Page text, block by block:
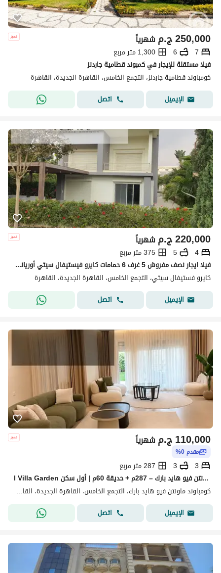
ج.م250,000 شهرياً
7
6
1,300 متر مربع
فيلا مستقلة للإيجار في كمبوند قطامية جاردنز
كومباوند قطامية جاردنز، التجمع الخامس، القاهرة الجديدة، القاهرة
الإيميل
اتصل
ج.م220,000 شهرياً
4
5
375 متر مربع
فيلا ايجار نصف مفروش 5 غرف 6 حمامات كايرو فيستيفال سيتي أوريانا القاهرة الجديدة 375 متر مباني 500 متر أرض غرفة ناني وغرفة سائق
كايرو فستيفال سيتي، التجمع الخامس، القاهرة الجديدة، القاهرة
الإيميل
اتصل
ج.م110,000 شهرياً
مقدم 0%
3
3
287 متر مربع
I Villa Garden فاخرة للإيجار في ماونتن فيو هايد بارك – 287م + حديقة 60م | أول سكن
كومباوند ماونتن فيو هايد بارك، التجمع الخامس، القاهرة الجديدة، القاهرة
الإيميل
اتصل